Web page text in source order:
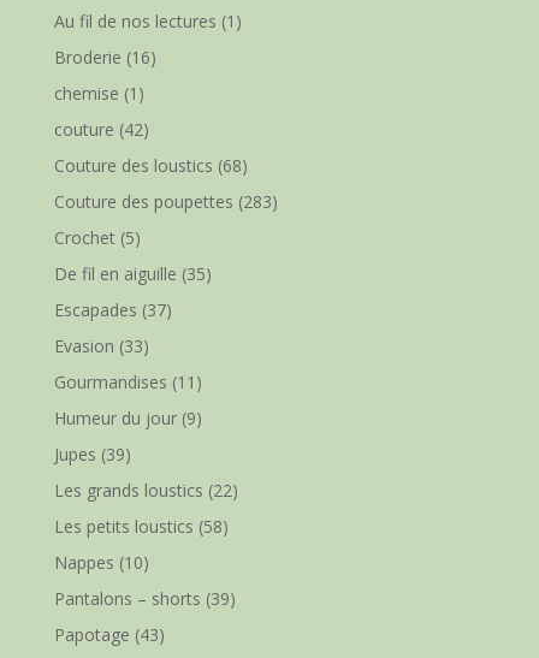
Au fil de nos lectures (1)
Broderie (16)
chemise (1)
couture (42)
Couture des loustics (68)
Couture des poupettes (283)
Crochet(5)
De fil en aiguille (35)
Escapades (37)
Evasion (33)
Gourmandises (11)
Humeur du jour(9)
Jupes (39)
Les grands loustics (22)
Les petits loustics (58)
Nappes (10)
Pantalons – shorts (39)
Papotage (43)